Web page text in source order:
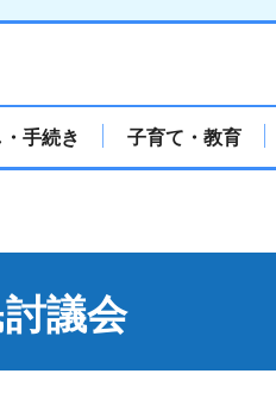
・手続き 子育て・教育
議会